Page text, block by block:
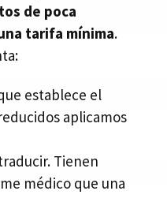
de poca
tarifa mínima.
establece el
aplicamos
Tienen
médico que una